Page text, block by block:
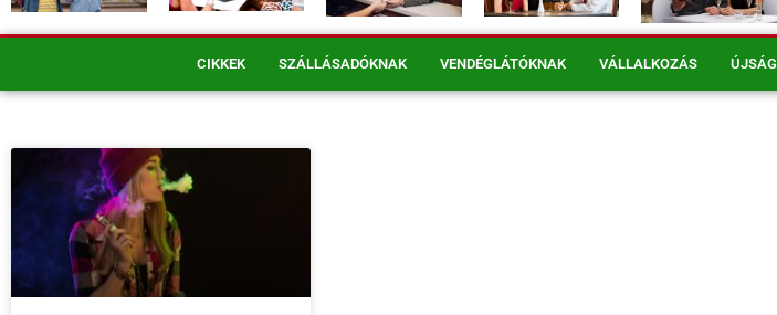
CIKKEK SZÁLLÁSADÓKNAK VENDÉGLÁTÓKNAK VÁLLALKOZÁS ÚJSÁG